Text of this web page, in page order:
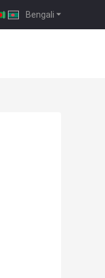
Bengali
|